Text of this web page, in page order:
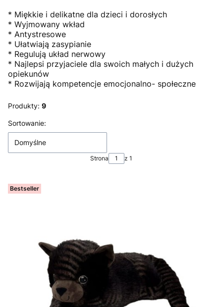
* Miękkie i delikatne dla dzieci i dorosłych
* Wyjmowany wkład
* Antystresowe
* Ułatwiają zasypianie
* Regulują układ nerwowy
* Najlepsi przyjaciele dla swoich małych i dużych
opiekunów
* Rozwijają kompetencje emocjonalno- społeczne
Produkty: 9
Lista produktów
Sortowanie:
Domyślne
Strona z 1
Bestseller